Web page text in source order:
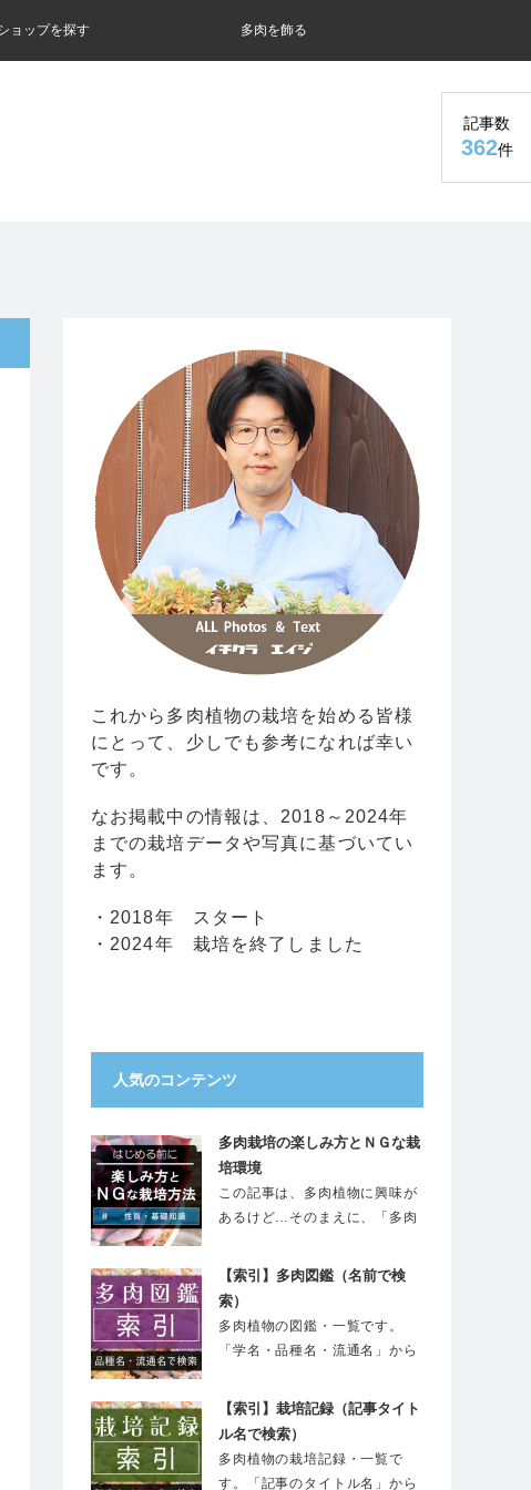
ョップを探す 多肉を飾る
記事数
362件
これから多肉植物の栽培を始める皆様
にとって、少しでも参考になれば幸い
です。
なお掲載中の情報は、2018～2024年
までの栽培データや写真に基づいてい
ます。
・2018年 スタート
・2024年 栽培を終了しました
人気のコンテンツ
多肉栽培の楽しみ方とＮＧな栽
培環境
この記事は、多肉植物に興味が
あるけど…そのまえに、「多肉
【索引】多肉図鑑（名前で検
索）
多肉植物の図鑑・一覧です。
「学名・品種名・流通名」から
【索引】栽培記録（記事タイト
ル名で検索）
多肉植物の栽培記録・一覧で
す。「記事のタイトル名」から